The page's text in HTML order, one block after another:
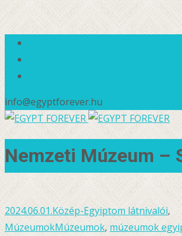
info@egyptforever.hu
Nemzeti Múzeum –
2024.06.01.Közép-Egyiptom látnivalói,
MúzeumokMúzeumok,múzeumok